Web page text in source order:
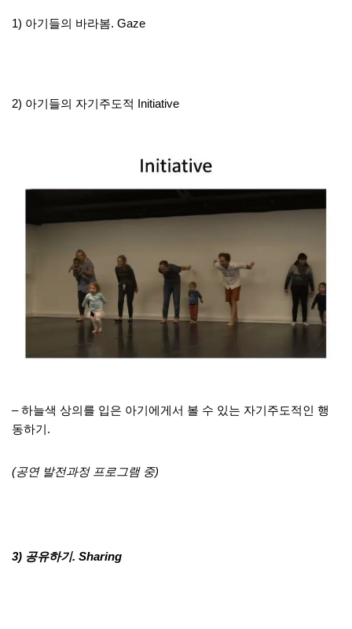
1) 아기들의 바라봄. Gaze
2) 아기들의 자기주도적 Initiative
– 하늘색 상의를 입은 아기에게서 볼 수 있는 자기주도적인 행
동하기.
(공연 발전과정 프로그램 중)
3) 공유하기. Sharing